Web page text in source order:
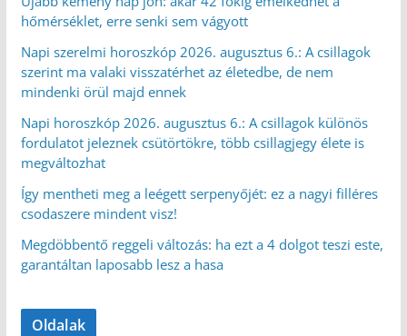
hőmérséklet, erre senki sem vágyott
Napi szerelmi horoszkóp 2026. augusztus 6.: A csillagok
szerint ma valaki visszatérhet az életedbe, de nem
mindenki örül majd ennek
Napi horoszkóp 2026. augusztus 6.: A csillagok különös
fordulatot jeleznek csütörtökre, több csillagjegy élete is
megváltozhat
Így mentheti meg a leégett serpenyőjét: ez a nagyi filléres
csodaszere mindent visz!
Megdöbbentő reggeli változás: ha ezt a 4 dolgot teszi este,
garantáltan laposabb lesz a hasa
Oldalak